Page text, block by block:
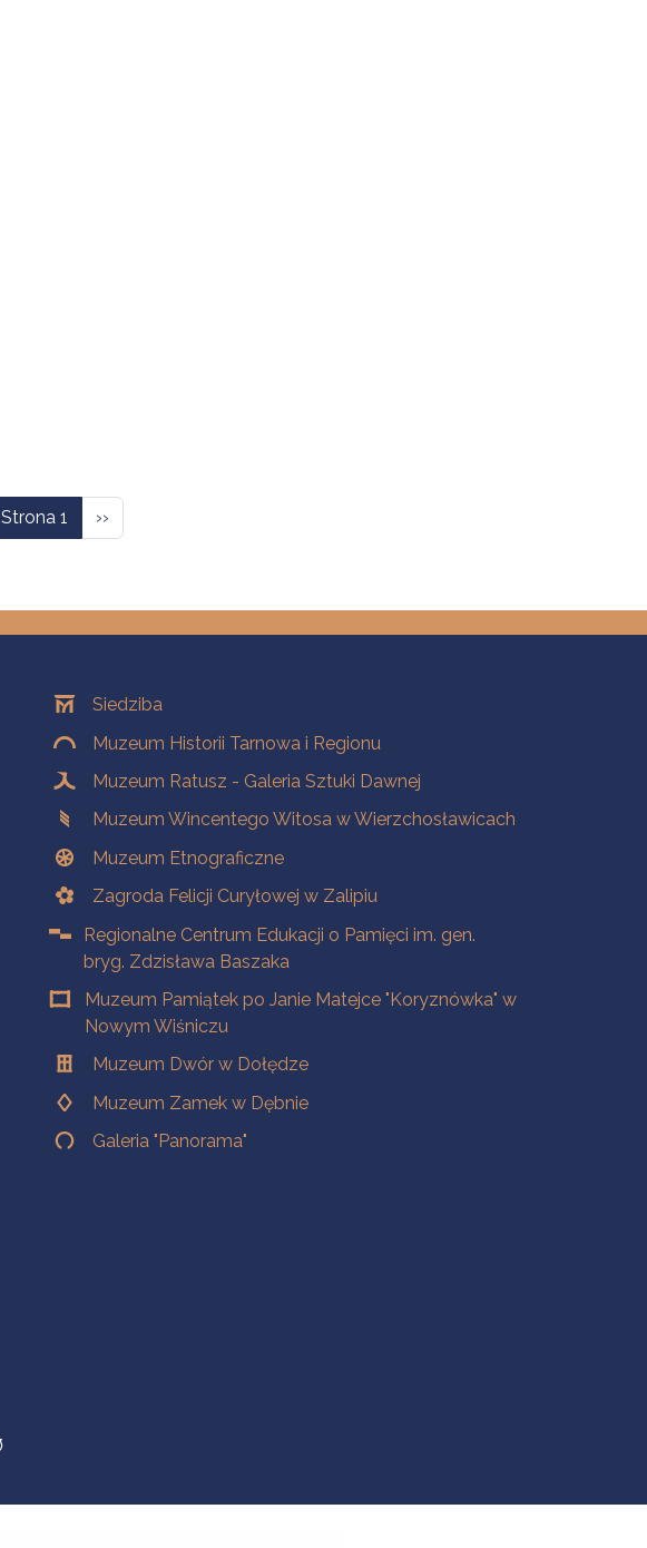
Strona 1 Następna strona
››
OddziałySiedziba
Muzeum Historii Tarnowa i Regionu
Muzeum Ratusz - Galeria Sztuki Dawnej
Muzeum Wincentego Witosa w Wierzchosławicach
Muzeum Etnograficzne
Zagroda Felicji Curyłowej w Zalipiu
Regionalne Centrum Edukacji o Pamięci im. gen.
bryg. Zdzisława Baszaka
Muzeum Pamiątek po Janie Matejce "Koryznówka" w
Nowym Wiśniczu
Muzeum Dwór w Dołędze
Muzeum Zamek w Dębnie
Galeria "Panorama"